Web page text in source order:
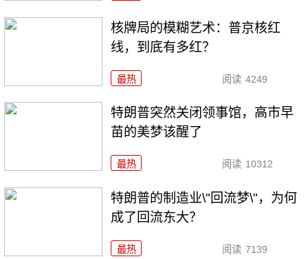
核牌局的模糊艺术：普京核红
线，到底有多红？
最热 阅读 4249
特朗普突然关闭领事馆，高市早
苗的美梦该醒了
最热 阅读 10312
特朗普的制造业\"回流梦\"，为何
成了回流东大？
最热 阅读 7139